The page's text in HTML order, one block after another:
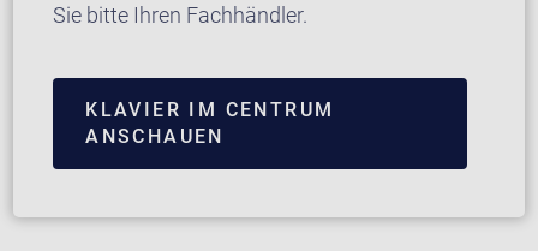
Sie bitte Ihren Fachhändler.
KLAVIER IM CENTRUM
ANSCHAUEN